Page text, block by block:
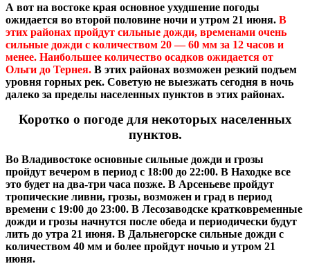
А вот на востоке края основное ухудшение погоды
ожидается во второй половине ночи и утром 21 июня. В
этих районах пройдут сильные дожди, временами очень
сильные дожди с количеством 20 — 60 мм за 12 часов и
менее. Наибольшее количество осадков ожидается от
Ольги до Тернея. В этих районах возможен резкий подъем
уровня горных рек. Советую не выезжать сегодня в ночь
далеко за пределы населенных пунктов в этих районах.
Коротко о погоде для некоторых населенных
пунктов.
Во Владивостоке основные сильные дожди и грозы
пройдут вечером в период с 18:00 до 22:00. В Находке все
это будет на два-три часа позже. В Арсеньеве пройдут
тропические ливни, грозы, возможен и град в период
времени с 19:00 до 23:00. В Лесозаводске кратковременные
дожди и грозы начнутся после обеда и периодически будут
лить до утра 21 июня. В Дальнегорске сильные дожди с
количеством 40 мм и более пройдут ночью и утром 21
июня.